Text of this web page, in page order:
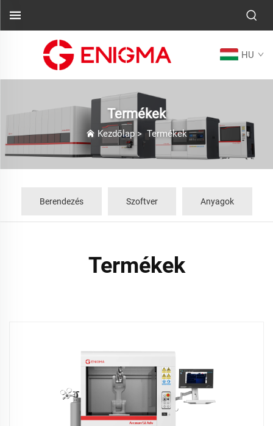
HU
Termékek
Kezdőlap> Termékek
Berendezés Szoftver Anyagok
Termékek